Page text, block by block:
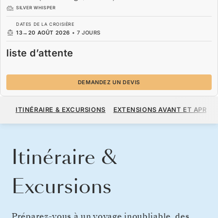
SILVER WHISPER
DATES DE LA CROISIÈRE
13→ 20 AOÛT 2026 • 7 JOURS
liste d’attente
DEMANDEZ UN DEVIS
LISTE D’ATTENTE
ITINÉRAIRE & EXCURSIONS EXTENSIONS AVANT ET APRÈS
Itinéraire &
Excursions